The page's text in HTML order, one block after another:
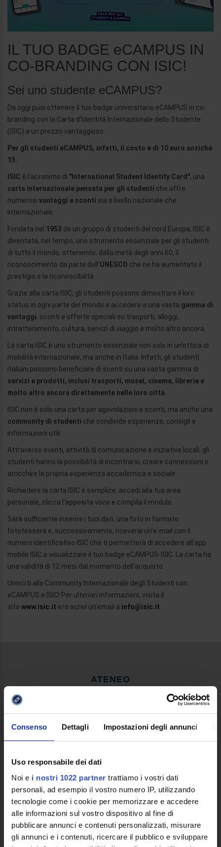
Consenso Dettagli Impostazioni degli annunci
Uso responsabile dei dati
Noi e i nostri 1022 partner trattiamo i vostri dati
personali, ad esempio il vostro numero IP, utilizzando
tecnologie come i cookie per memorizzare e accedere
alle informazioni sul vostro dispositivo al fine di
pubblicare annunci e contenuti personalizzati, misurare
gli annunci e i contenuti, ricercare il pubblico e sviluppare
IL TUO BADGE eCAMPUS IN
CO-BRANDING CON ISIC!
Sei uno studente eCAMPUS?
Da oggi puoi ottenere il tuo badge universitario eCAMPUS in co-
branding con la Carta d’Identità Internazionale dello Studente
(ISIC) a un prezzo vantaggioso.
Per gli studenti eCAMPUS, infatti, il costo è di 10 euro anziché
13.
ISIC è l’acronimo di "International Student Identity Card", una
carta internazionale pensata per gli studenti che offre
numerosi vantaggi e sconti sia a livello nazionale che
internazionale.
Fondata nel 1953 da un gruppo di studenti del nord Europa, ISIC è
diventata, nel tempo, uno strumento essenziale per gli studenti
di tutto il mondo, ottenendo, dalla metà degli anni 60, il
riconoscimento da parte dell’UNESCO che ne ha aumentato il
prestigio e la riconoscibilità.
Grazie alla carta ISIC, gli studenti possono dimostrare il loro
status in ogni parte del mondo e accedere a una vasta gamma di
vantaggi, sconti e offerte speciali su trasporti, alloggi,
intrattenimento, cultura, servizi di viaggio e molto altro ancora.
La carta ISIC è uno strumento essenziale non solo in un’ottica di
mobilità internazionale, ma anche in Italia. Infatti, gli studenti
italiani possono beneficiare di sconti su una vasta gamma di
servizi e prodotti, inclusi trasporti, musei, cinema, librerie e
molto altro ancora direttamente nelle loro città.
ISIC non è solo una carta per agevolazioni e sconti, ma anche una
community di studenti che condivide esperienze, consigli e
informazioni utili.
Attraverso eventi, attività di comunicazione e iniziative locali, gli
studenti hanno la possibilità di incontrarsi, creare connessioni e
arricchire la propria esperienza accademica e sociale.
Richiedere la carta ISIC è semplice: accedi alla tua area
personale, clicca l’apposita voce e compila il modulo.
Sarà sufficiente inserire i tuoi dati, una foto in formato
fototessera e, successivamente, riceverai un’e-mail con il
numero identificativo ISIC che ti permetterà di accedere all’app
mobile ISIC e visualizzare il tuo badge eCAMPUS-ISIC. La carta ha
una validità di 12 mesi dal momento dell’acquisto.
Unisciti alla Community Internazionale degli Studenti con
eCAMPUS e ISIC! Per ulteriori informazioni, visita il
sito www.isic.it e/o scrivi un’email a info@isic.it
ATENEO
Quale Università Telematica
Statuto e Regolamenti
Ricerca
Struttura e Personale
Le Sedi
Polo Bibliotecario Multimediale di Ateneo
Sistemi Informativi di Ateneo
Bandi e Concorsi